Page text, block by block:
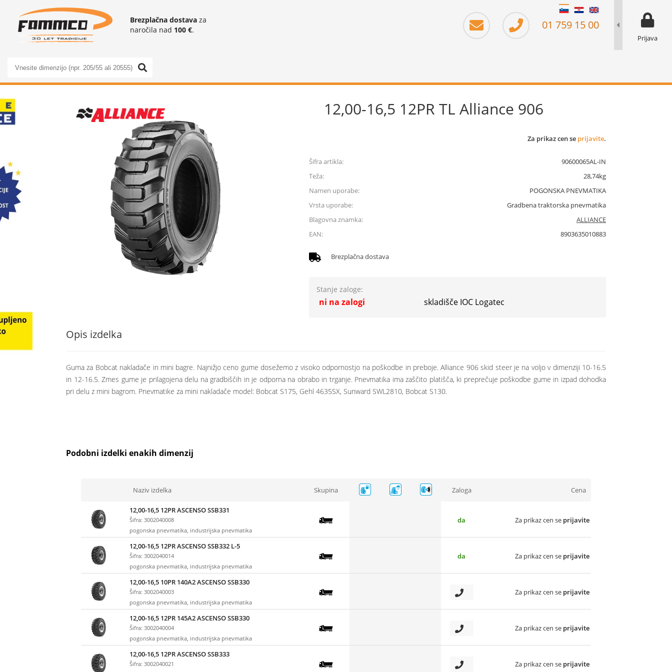
01 759 15 00
prikaz za
Prijava
Brezplačna dostava za
naročila nad 100 €.
12,00-16,5 12PR TL Alliance 906
Za prikaz cen se prijavite.
Šifra artikla:
90600065AL-IN
Teža:
28,74kg
Namen uporabe:
POGONSKA PNEVMATIKA
Vrsta uporabe:
Gradbena traktorska pnevmatika
Blagovna znamka:
ALLIANCE
EAN:
8903635010883
Brezplačna dostava
Stanje zaloge:
ni na zalogi skladišče IOC Logatec
Opis izdelka
Guma za Bobcat nakladače in mini bagre. Najnižjo ceno gume dosežemo z visoko odpornostjo na poškodbe in preboje. Alliance 906 skid steer je na voljo v dimenziji 10-16.5
in 12-16.5. Zmes gume je prilagojena delu na gradbiščih in je odporna na obrabo in trganje. Pnevmatika ima zaščito platišča, ki preprečuje poškodbe gume in izpad dohodka
pri delu z mini bagrom. Pnevmatike za mini nakladače model: Bobcat S175, Gehl 4635SX, Sunward SWL2810, Bobcat S130.
Podobni izdelki enakih dimenzij
Naziv izdelka Skupina Zaloga Cena
12,00-16,5 12PR ASCENSO SSB331
Šifra: 3002040008
pogonska pnevmatika, industrijska pnevmatika
da Za prikaz cen se prijavite
12,00-16,5 12PR ASCENSO SSB332 L-5
Šifra: 3002040014
pogonska pnevmatika, industrijska pnevmatika
da Za prikaz cen se prijavite
12,00-16,5 10PR 140A2 ASCENSO SSB330
Šifra: 3002040003
pogonska pnevmatika, industrijska pnevmatika
Za prikaz cen se prijavite
12,00-16,5 12PR 145A2 ASCENSO SSB330
Šifra: 3002040004
pogonska pnevmatika, industrijska pnevmatika
Za prikaz cen se prijavite
12,00-16,5 12PR ASCENSO SSB333
Šifra: 3002040021
Za prikaz cen se prijavite